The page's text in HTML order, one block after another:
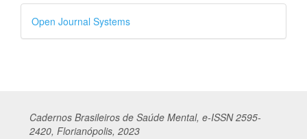
Desenvolvido
por
Open Journal Systems
Cadernos Brasileiros de Saúde Mental, e-ISSN 2595-
2420, Florianópolis, 2023